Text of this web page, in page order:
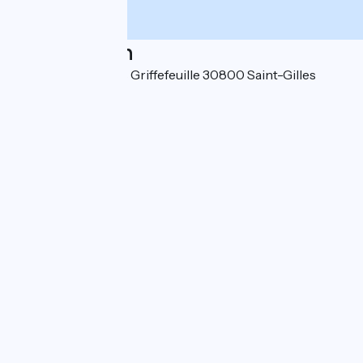
Localisation
10 avenue François Griffefeuille 30800 Saint-Gilles